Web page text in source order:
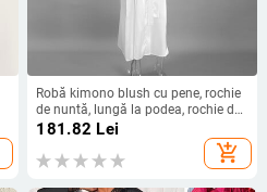
Robă kimono blush cu pene, rochie
de nuntă, lungă la podea, rochie de
mireasa care urmează să fie
petrecere de găină, lenjerie din
mătase colorată
181.82 Lei
add_shopping_cart